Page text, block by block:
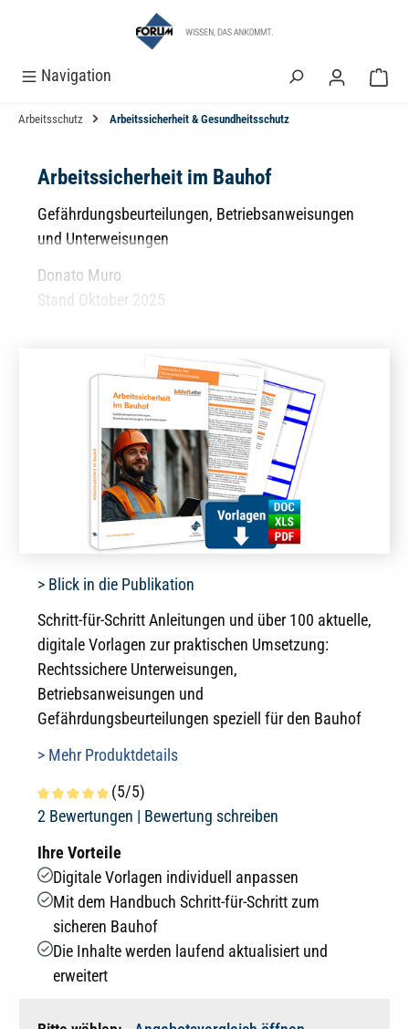
Navigation
Arbeitsschutz Arbeitssicherheit & Gesundheitsschutz
Arbeitssicherheit im Bauhof
Gefährdungsbeurteilungen, Betriebsanweisungen
und Unterweisungen
Donato Muro
Stand Oktober 2025
> Blick in die Publikation
Schritt-für-Schritt Anleitungen und über 100 aktuelle,
digitale Vorlagen zur praktischen Umsetzung:
Rechtssichere Unterweisungen,
Betriebsanweisungen und
Gefährdungsbeurteilungen speziell für den Bauhof
> Mehr Produktdetails
Durchschnittliche Bewertung von 5 von 5 Sternen
(5/5)
2 Bewertungen | Bewertung schreiben
Ihre Vorteile
Digitale Vorlagen individuell anpassen
Mit dem Handbuch Schritt-für-Schritt zum
sicheren Bauhof
Die Inhalte werden laufend aktualisiert und
erweitert